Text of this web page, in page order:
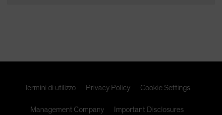
Termini di utilizzo Privacy Policy Cookie Settings
Management Company Important Disclosures